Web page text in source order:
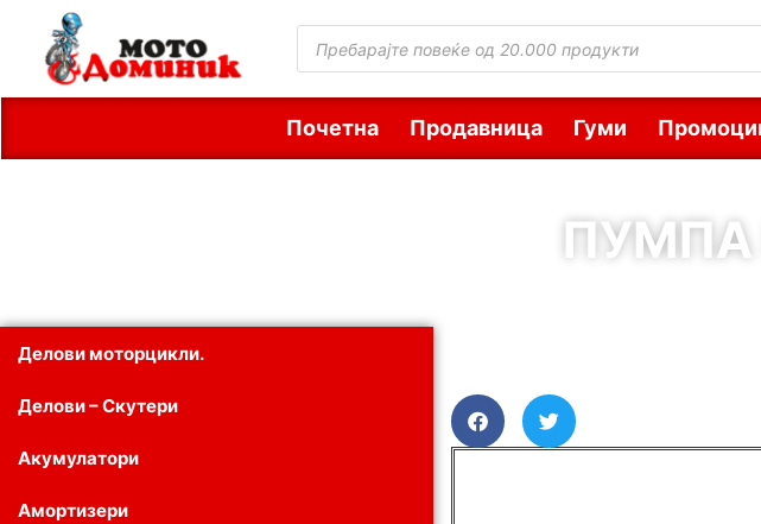
Почетна Продавница Гуми
Делови моторцикли.
Делови – Скутери
Акумулатори
Амортизери